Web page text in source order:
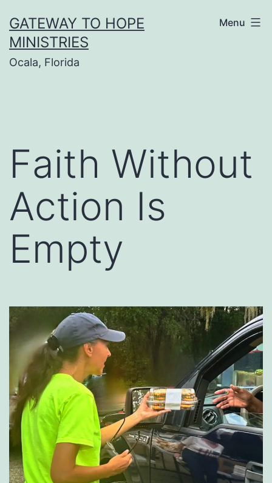
to
content
GATEWAY TO HOPE
MINISTRIES
Ocala, Florida
Menu
Faith Without
Action Is
Empty